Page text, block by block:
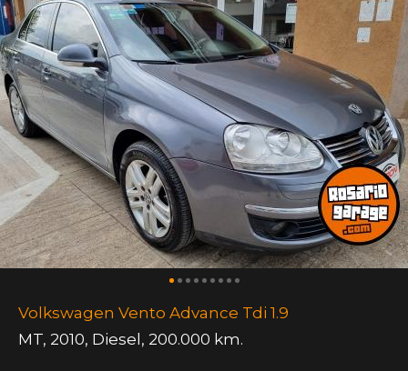
Volkswagen Vento Advance Tdi 1.9
MT, 2010, Diesel , 200.000 km.